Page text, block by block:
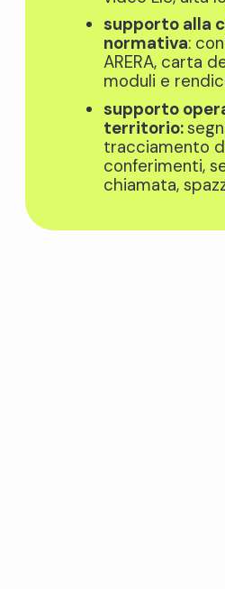
supporto alla
normativa:
ARERA, carta
moduli e
supporto
territorio:
tracciamento
conferimenti,
chiamata,